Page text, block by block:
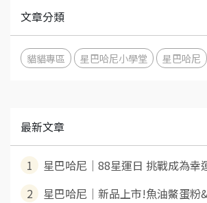
文章分類
貓貓專區 星巴哈尼小學堂 星巴哈尼
最新文章
1
星巴哈尼｜88星運日 挑戰成為幸
2
星巴哈尼｜新品上市!魚油鱉蛋